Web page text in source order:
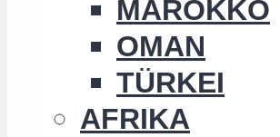
MAROKKO
OMAN
TÜRKEI
AFRIKA